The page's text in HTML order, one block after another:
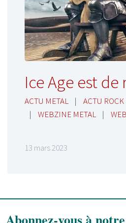
Ice Age est de
ACTU METAL | ACTU ROCK
|
WEBZINE METAL |
13 mars 2023